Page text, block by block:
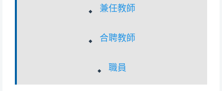
兼任教師
合聘教師
職員